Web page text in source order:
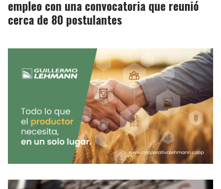
empleo con una convocatoria que reunió
cerca de 80 postulantes